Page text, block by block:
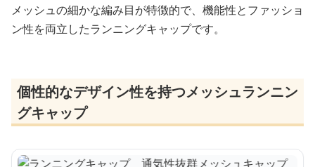
メッシュの細かな編み目が特徴的で、機能性とファッショ
ン性を両立したランニングキャップです。
個性的なデザイン性を持つメッシュランニン
グキャップ